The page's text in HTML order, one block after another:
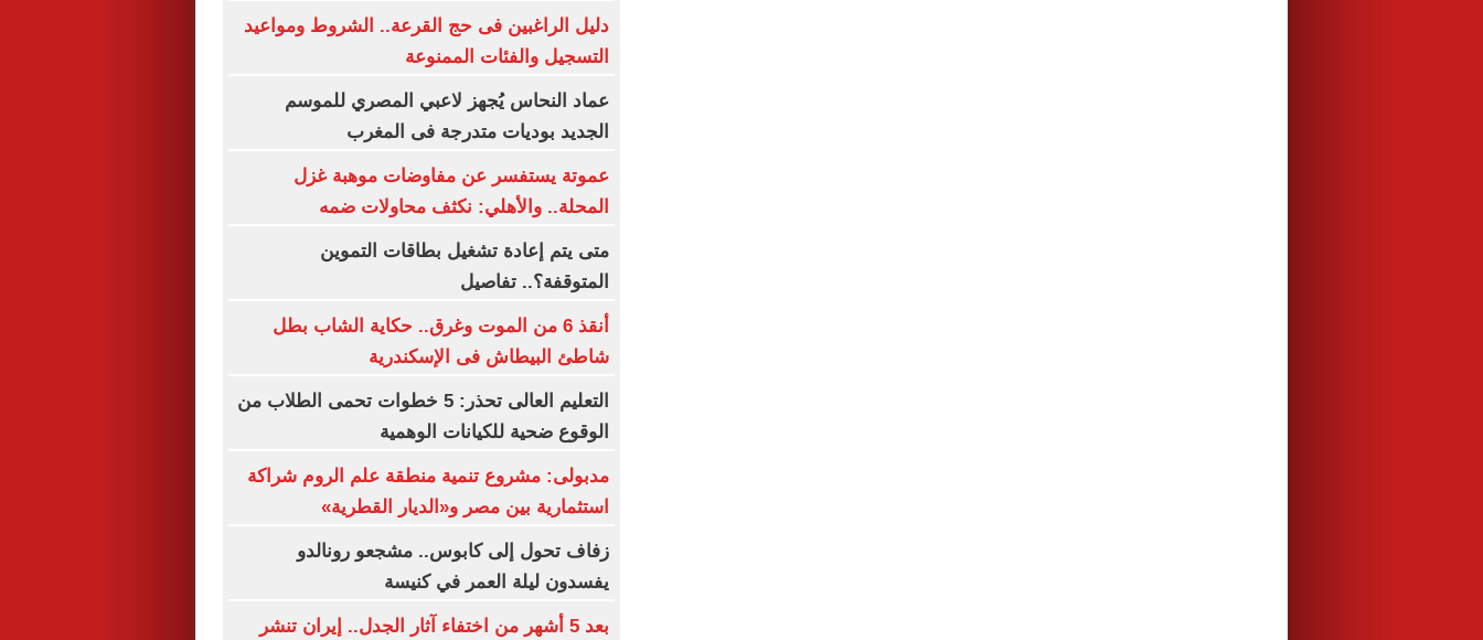
دليل الراغبين فى حج القرعة.. الشروط ومواعيد
التسجيل والفئات الممنوعة
عماد النحاس يُجهز لاعبي المصري للموسم
الجديد بوديات متدرجة فى المغرب
عموتة يستفسر عن مفاوضات موهبة غزل
المحلة.. والأهلي: نكثف محاولات ضمه
متى يتم إعادة تشغيل بطاقات التموين
المتوقفة؟.. تفاصيل
أنقذ 6 من الموت وغرق.. حكاية الشاب بطل
شاطئ البيطاش فى الإسكندرية
التعليم العالى تحذر: 5 خطوات تحمى الطلاب من
الوقوع ضحية للكيانات الوهمية
مدبولى: مشروع تنمية منطقة علم الروم شراكة
استثمارية بين مصر و«الديار القطرية»
زفاف تحول إلى كابوس.. مشجعو رونالدو
يفسدون ليلة العمر في كنيسة
بعد 5 أشهر من اختفاء آثار الجدل.. إيران تنشر